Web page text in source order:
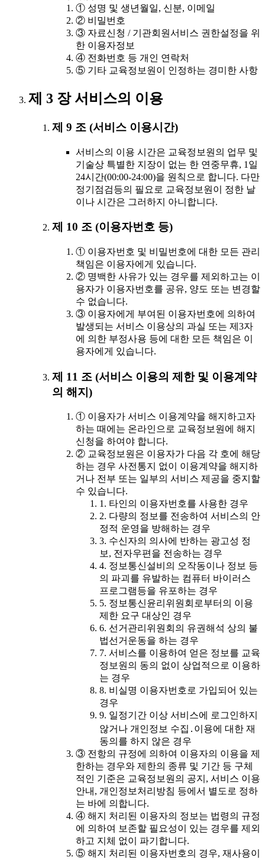
① 성명 및 생년월일, 신분, 이메일
② 비밀번호
③ 자료신청 / 기관회원서비스 권한설정을 위
한 이용자정보
④ 전화번호 등 개인 연락처
⑤ 기타 교육정보원이 인정하는 경미한 사항
제 3 장 서비스의 이용
제 9 조 (서비스 이용시간)
서비스의 이용 시간은 교육정보원의 업무 및
기술상 특별한 지장이 없는 한 연중무휴, 1일
24시간(00:00-24:00)을 원칙으로 합니다. 다만
정기점검등의 필요로 교육정보원이 정한 날
이나 시간은 그러하지 아니합니다.
제 10 조 (이용자번호 등)
① 이용자번호 및 비밀번호에 대한 모든 관리
책임은 이용자에게 있습니다.
② 명백한 사유가 있는 경우를 제외하고는 이
용자가 이용자번호를 공유, 양도 또는 변경할
수 없습니다.
③ 이용자에게 부여된 이용자번호에 의하여
발생되는 서비스 이용상의 과실 또는 제3자
에 의한 부정사용 등에 대한 모든 책임은 이
용자에게 있습니다.
제 11 조 (서비스 이용의 제한 및 이용계약
의 해지)
① 이용자가 서비스 이용계약을 해지하고자
하는 때에는 온라인으로 교육정보원에 해지
신청을 하여야 합니다.
② 교육정보원은 이용자가 다음 각 호에 해당
하는 경우 사전통지 없이 이용계약을 해지하
거나 전부 또는 일부의 서비스 제공을 중지할
수 있습니다.
1. 타인의 이용자번호를 사용한 경우
2. 다량의 정보를 전송하여 서비스의 안
정적 운영을 방해하는 경우
3. 수신자의 의사에 반하는 광고성 정
보, 전자우편을 전송하는 경우
4. 정보통신설비의 오작동이나 정보 등
의 파괴를 유발하는 컴퓨터 바이러스
프로그램등을 유포하는 경우
5. 정보통신윤리위원회로부터의 이용
제한 요구 대상인 경우
6. 선거관리위원회의 유권해석 상의 불
법선거운동을 하는 경우
7. 서비스를 이용하여 얻은 정보를 교육
정보원의 동의 없이 상업적으로 이용하
는 경우
8. 비실명 이용자번호로 가입되어 있는
경우
9. 일정기간 이상 서비스에 로그인하지
않거나 개인정보 수집․이용에 대한 재
동의를 하지 않은 경우
③ 전항의 규정에 의하여 이용자의 이용을 제
한하는 경우와 제한의 종류 및 기간 등 구체
적인 기준은 교육정보원의 공지, 서비스 이용
안내, 개인정보처리방침 등에서 별도로 정하
는 바에 의합니다.
④ 해지 처리된 이용자의 정보는 법령의 규정
에 의하여 보존할 필요성이 있는 경우를 제외
하고 지체 없이 파기합니다.
⑤ 해지 처리된 이용자번호의 경우, 재사용이